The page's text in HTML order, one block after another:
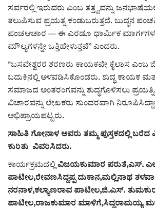
ಸರ್ವರಲ್ಲಿ ಇರುವರು ಎಂಬ ತತ್ತ್ವವನ್ನು
ತಲುಪಿಸುವ ಪ್ರಯತ್ನ ಕಂಡುಬರುತ್ತದೆ. ಬುದ್ಧನ
ಪಂಚಆಚಾರ — ಈ ಎರಡೂ ಧಾರ್ಮಿಕ
ಮೌಲ್ಯಗಳನ್ನೇ ಒತ್ತಿಹೇಳುತ್ತವೆ” ಎಂದರು.
“ಬಸವೇಶ್ವರರ ಶರಣರು ಕಾಯಕವೇ ಕೈಲಾಸ ಎಂಬ
ಬದುಕಿನಲ್ಲಿ ಅಳವಡಿಸಿಕೊಂಡರು. ಶುದ್ಧ ಕಾಯಕ
ಸಮಾಜದ ಅಂತರಂಗವನ್ನು ಶುದ್ಧಗೊಳಿಸಲು
ವಿಚಾರವನ್ನು ಲೇಖಕರು ಸುಂದರವಾಗಿ
ಅಭಿಪ್ರಾಯಪಟ್ಟರು.
ಸಾಹಿತಿ ಗೋನಾಳ ಅವರು ತಮ್ಮ ಪುಸ್ತಕದಲ್ಲಿ
ಕುರಿತು ವಿವರಿಸಿದರು.
ಕಾರ್ಯಕ್ರಮದಲ್ಲಿ ವಿಜಯಕುಮಾರ ಪರುತೆ,ಎಸ್.
ಪಾಟೀಲ,ರೇವಣಸಿದ್ದಪ್ಪ ದುಕಾನ,ಮಲ್ಲಿನಾಥ
ನರನಾಳ,ಕಲ್ಯಾಣರಾವ ಪಾಟೀಲ,ಜಿ.ಎಸ್.
ಪಾಟೀಲ,ರಾಜಕುಮಾರ ಮಾಳಿಗೆ,ಸಿದ್ದರಾಮಯ್ಯ